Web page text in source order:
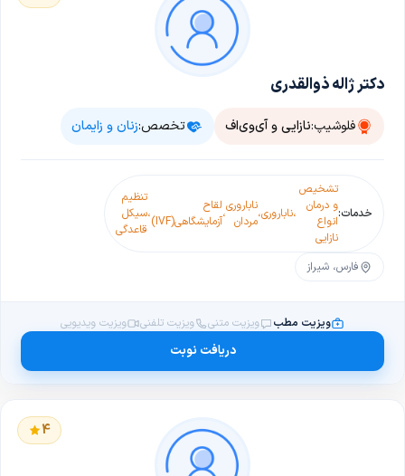
دکتر ژاله ذوالقدری
فلوشیپ:نازایی و آی‌وی‌اف تخصص:زنان و زایمان
خدمات:
تشخیص
و درمان
انواع
نازایی
،ناباروری،ناباروری
مردان ،لقاح
آزمایشگاهی(IVF)
،
تنظیم
سیکل
قاعدگی
فارس، شیراز
ویزیت مطب ویزیت متنی ویزیت تلفنی ویزیت ویدیویی
دریافت نوبت
4